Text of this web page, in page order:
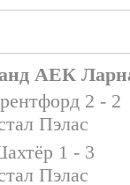
АЕК
2 - 2
Пэлас
1 - 3
Пэлас